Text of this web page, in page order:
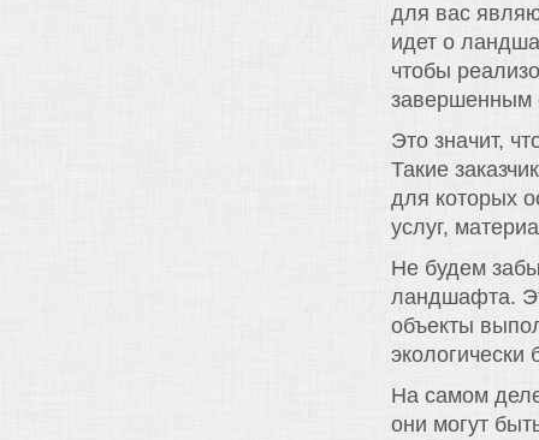
для вас
идет о
чтобы
завершенным
Это значит,
Такие
для которых
услуг,
Не будем
ландшафта.
объекты
экологически
На самом
они могут